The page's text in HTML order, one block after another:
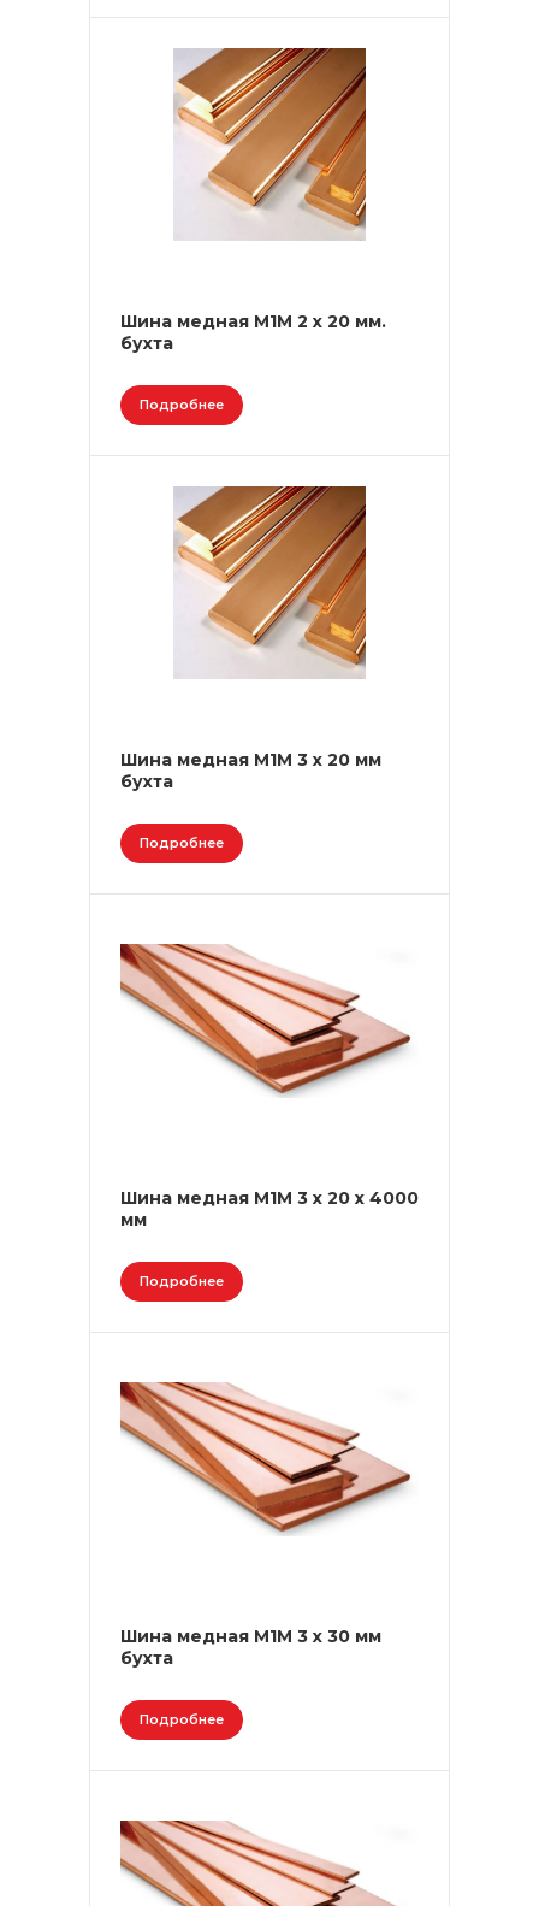
Шина медная М1М 2 х 20 мм.
бухта
Подробнее
Шина медная М1М 3 х 20 мм
бухта
Подробнее
Шина медная М1М 3 х 20 х 4000
мм
Подробнее
Шина медная М1М 3 х 30 мм
бухта
Подробнее